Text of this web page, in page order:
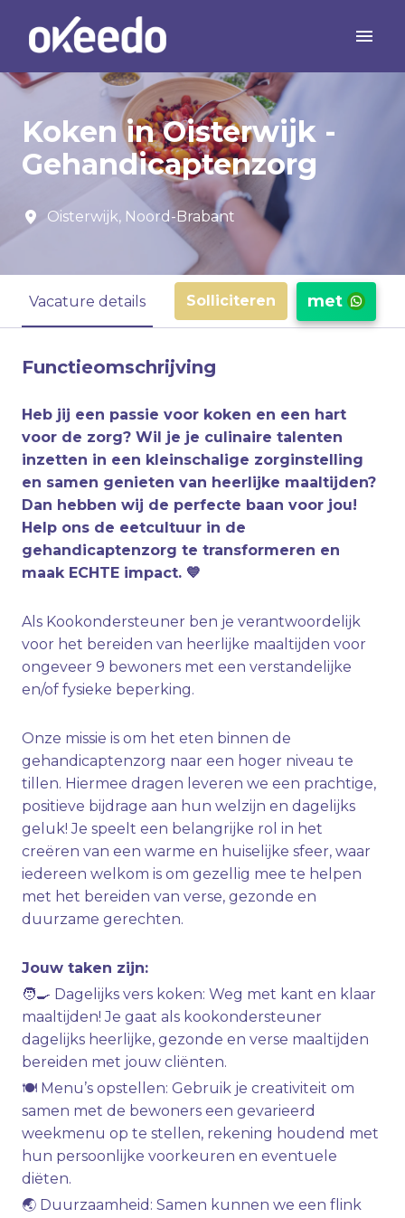
naar
content
Homepagina
Koken in Oisterwijk -
Gehandicaptenzorg
Oisterwijk, Noord-Brabant
Vacature details Solliciteren met
Functieomschrijving
Heb jij een passie voor koken en een hart
voor de zorg? Wil je je culinaire talenten
inzetten in een kleinschalige zorginstelling
en samen genieten van heerlijke maaltijden?
Dan hebben wij de perfecte baan voor jou!
Help ons de eetcultuur in de
gehandicaptenzorg te transformeren en
maak ECHTE impact. 💙
Als Kookondersteuner ben je verantwoordelijk
voor het bereiden van heerlijke maaltijden voor
ongeveer 9 bewoners met een verstandelijke
en/of fysieke beperking.
Onze missie is om het eten binnen de
gehandicaptenzorg naar een hoger niveau te
tillen. Hiermee dragen leveren we een prachtige,
positieve bijdrage aan hun welzijn en dagelijks
geluk! Je speelt een belangrijke rol in het
creëren van een warme en huiselijke sfeer, waar
iedereen welkom is om gezellig mee te helpen
met het bereiden van verse, gezonde en
duurzame gerechten.
Jouw taken zijn:
🧑‍🍳 Dagelijks vers koken: Weg met kant en klaar
maaltijden! Je gaat als kookondersteuner
dagelijks heerlijke, gezonde en verse maaltijden
bereiden met jouw cliënten.
🍽 Menu’s opstellen: Gebruik je creativiteit om
samen met de bewoners een gevarieerd
weekmenu op te stellen, rekening houdend met
hun persoonlijke voorkeuren en eventuele
diëten.
🌏 Duurzaamheid: Samen kunnen we een flink